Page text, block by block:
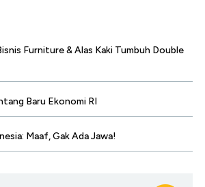
Furniture & Alas Kaki Tumbuh Double
Baru Ekonomi RI
Maaf, Gak Ada Jawa!